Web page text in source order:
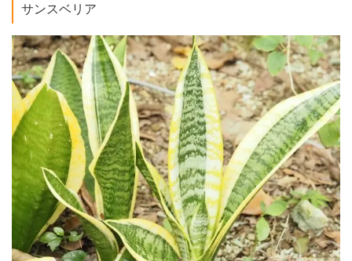
サンスベリア